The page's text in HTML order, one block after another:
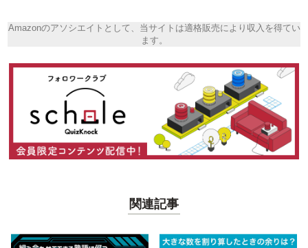
Amazonのアソシエイトとして、当サイトは適格販売により収入を得てい
ます。
関連記事